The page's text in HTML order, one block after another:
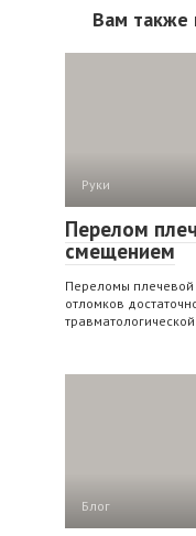
Вам также
Руки
Перелом
смещением
Переломы плечевой
отломков
Блог